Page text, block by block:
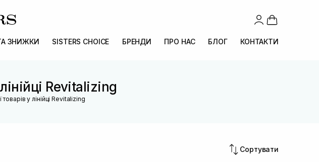
ЗНИЖКИ SISTERS CHOICE БРЕНДИ ПРО НАС БЛОГ КОНТАКТИ
Revitalizing
товарів у лінійці Revitalizing
Сортувати